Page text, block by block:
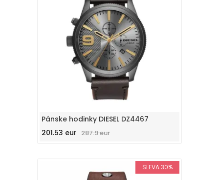
Pánske hodinky DIESEL DZ4467
201.53 eur 287.9 eur
SLEVA 30%